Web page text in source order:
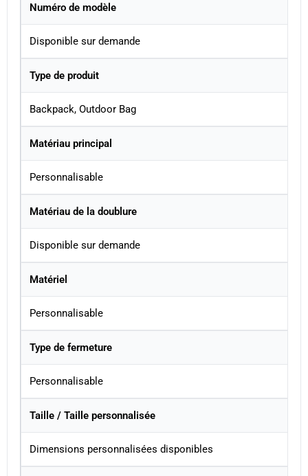
Numéro de modèle
Disponible sur demande
Type de produit
Backpack, Outdoor Bag
Matériau principal
Personnalisable
Matériau de la doublure
Disponible sur demande
Matériel
Personnalisable
Type de fermeture
Personnalisable
Taille / Taille personnalisée
Dimensions personnalisées disponibles